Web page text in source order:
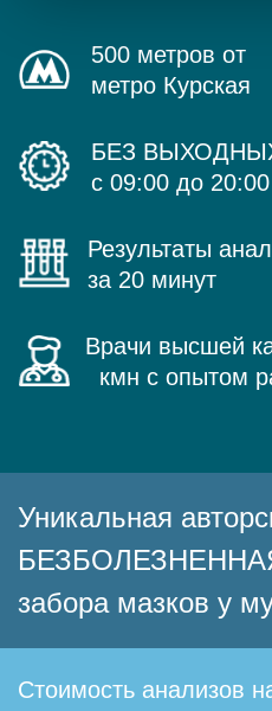
500 метров от
метро Курская
БЕЗ
с 09:00 до 20:00
Результаты
за 20 минут
Врачи высшей
кмн с опытом
Уникальная
забора мазков у
Стоимость анализов